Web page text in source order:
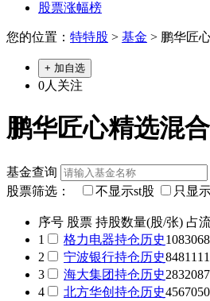
股票涨幅榜
您的位置： 特特股 > 基金 > 鹏华匠
+ 加自选
0人关注
鹏华匠心精选混
基金查询
股票筛选：
不显示st股 只显
序号 股票 持股数量(股/张) 占
1
格力电器持仓历史
2
宁波银行持仓历史8481111
3
海大集团持仓历史2832087
4
北方华创 持仓历史456705